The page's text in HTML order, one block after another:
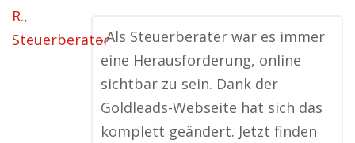
„Als Steuerberater war es immer
eine Herausforderung, online
sichtbar zu sein. Dank der
Goldleads-Webseite hat sich das
komplett geändert. Jetzt finden